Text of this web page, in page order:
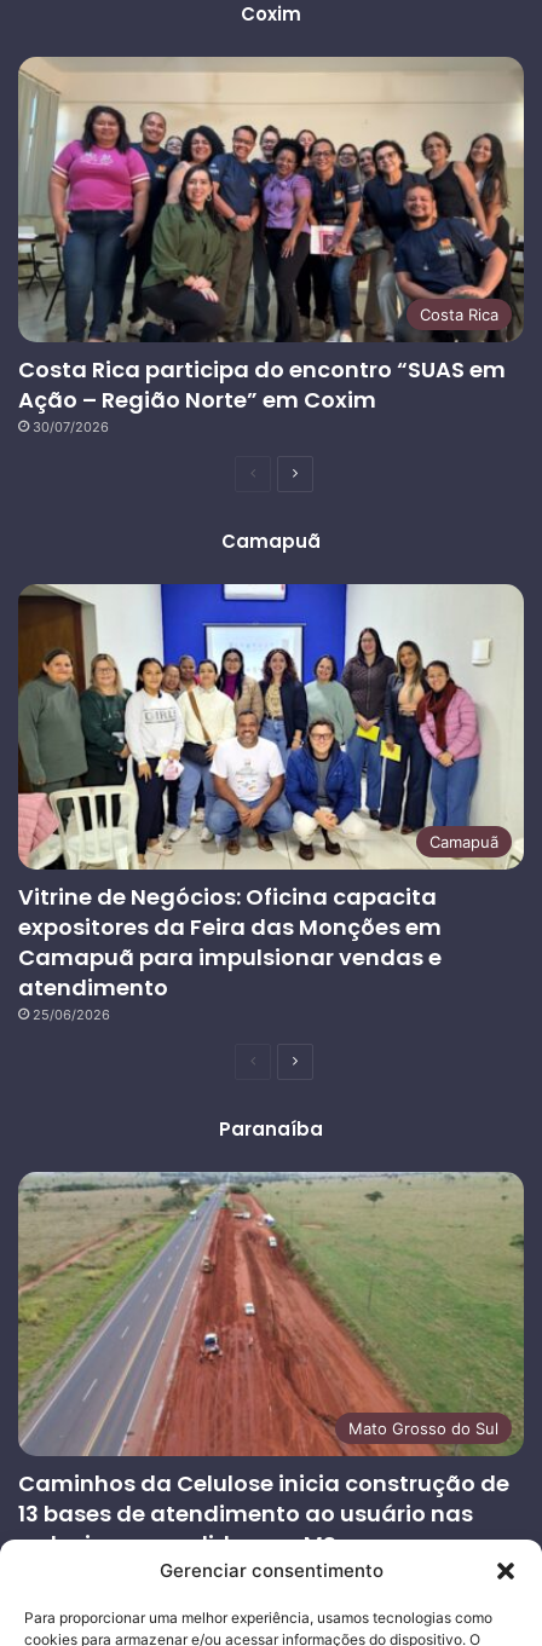
Gerenciar consentimento
Para proporcionar uma melhor experiência, usamos tecnologias como
cookies para armazenar e/ou acessar informações do dispositivo. O
Coxim
Costa Rica
Costa Rica participa do encontro “SUAS em
Ação – Região Norte” em Coxim
30/07/2026
PáginaPróxima
Camapuã
Camapuã
Vitrine de Negócios: Oficina capacita
expositores da Feira das Monções em
Camapuã para impulsionar vendas e
atendimento
25/06/2026
PáginaPróxima
Paranaíba
Mato Grosso do Sul
Caminhos da Celulose inicia construção de
13 bases de atendimento ao usuário nas
rodovias concedidas em MS
PáginaPróxima